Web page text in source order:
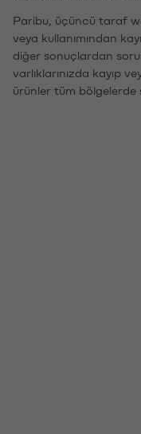
Paribu, üçüncü taraf
veya kullanımından
diğer sonuçlardan
varlıklarınızda kayıp
ürünler tüm bölgelerde